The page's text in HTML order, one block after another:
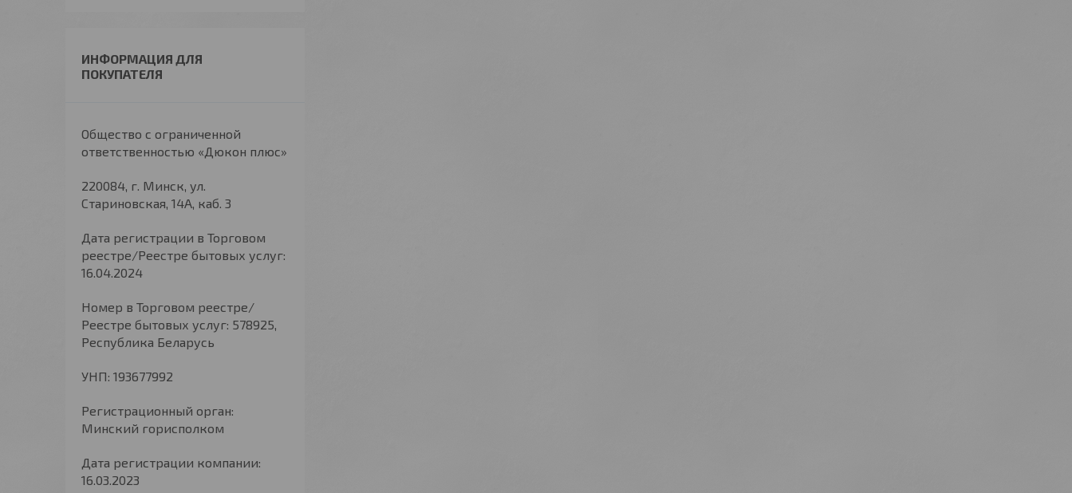
ИНФОРМАЦИЯ ДЛЯ
ПОКУПАТЕЛЯ
Общество с ограниченной
ответственностью «Дюкон плюс»
220084, г. Минск, ул.
Стариновская, 14А, каб. 3
Дата регистрации в Торговом
реестре/Реестре бытовых услуг:
16.04.2024
Номер в Торговом реестре/
Реестре бытовых услуг: 578925,
Республика Беларусь
УНП: 193677992
Регистрационный орган:
Минский горисполком
Дата регистрации компании:
16.03.2023